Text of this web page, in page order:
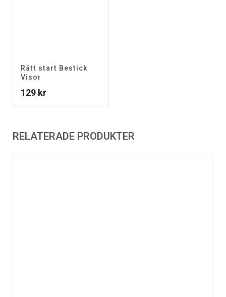
Rätt start Bestick
Visor
129 kr
RELATERADE PRODUKTER